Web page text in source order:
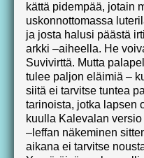
kättä pidempää, jotain
uskonnottomassa
ja josta halusi päästä
arkki –aiheella. He
Suvivirttä. Mutta
tulee paljon eläimiä –
siitä ei tarvitse tuntea
tarinoista, jotka lapsen
kuulla Kalevalan
–leffan näkeminen
aikana ei tarvitse